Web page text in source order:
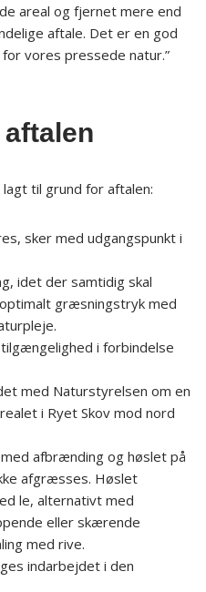
areal og fjernet mere end
aftale. Det er en god
vores pressede natur.”
til grund for aftalen:
sker med udgangspunkt i
idet der samtidig skal
græsningstryk med
i forbindelse
med Naturstyrelsen om en
i Ryet Skov mod nord
afbrænding og høslet på
afgræsses. Høslet
le, alternativt med
eller skærende
med rive.
indarbejdet i den